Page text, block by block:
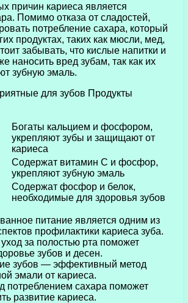
причин кариеса является
Помимо отказа от сладостей,
потребление сахара, который
продуктах, таких как мюсли, мед,
забывать, что кислые напитки и
наносить вред зубам, так как их
зубную эмаль.
для зубов Продукты
Богаты кальцием и фосфором,
укрепляют зубы и защищают от
кариеса
Содержат витамин С и фосфор,
укрепляют зубную эмаль
Содержат фосфор и белок,
необходимые для здоровья зубов
питание является одним из
профилактики кариеса зуба.
за полостью рта поможет
зубов и десен.
зубов — эффективный метод
эмали от кариеса.
потреблением сахара поможет
развитие кариеса.